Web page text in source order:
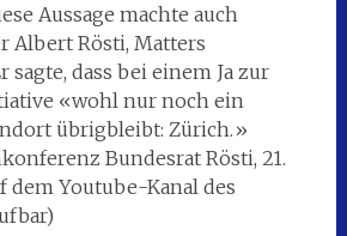
Aussage machte auch
Albert Rösti, Matters
sagte, dass bei einem Ja zur
«wohl nur noch ein
übrigbleibt: Zürich.»
Bundesrat Rösti, 21.
dem Youtube-Kanal des